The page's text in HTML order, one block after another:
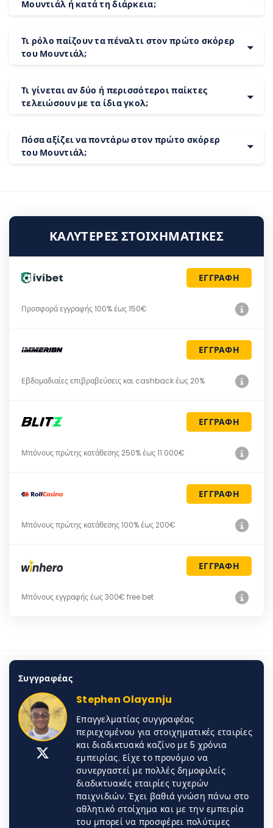
Μουντιάλ ή κατά τη διάρκεια;
Τι ρόλο παίζουν τα πέναλτι στον πρώτο σκόρερ
του Μουντιάλ;
Τι γίνεται αν δύο ή περισσότεροι παίκτες
τελειώσουν με τα ίδια γκολ;
Πόσα αξίζει να ποντάρω στον πρώτο σκόρερ
του Μουντιάλ;
ΚΑΛΎΤΕΡΕΣ ΣΤΟΙΧΗΜΑΤΙΚΈΣ
ΕΓΓΡΑΦΗ
Προσφορά εγγραφής 100% έως 150€
ΕΓΓΡΑΦΗ
Εβδομαδιαίες επιβραβεύσεις και cashback έως 20%
ΕΓΓΡΑΦΗ
Μπόνους πρώτης κατάθεσης 250% έως 11.000€
ΕΓΓΡΑΦΗ
Μπόνους πρώτης κατάθεσης 100% έως 200€
ΕΓΓΡΑΦΗ
Μπόνους εγγραφής έως 300€ free bet
Συγγραφέας
Stephen Olayanju
Επαγγελματίας συγγραφέας
περιεχομένου για στοιχηματικές εταιρίες
και διαδικτυακά καζίνο με 5 χρόνια
εμπειρίας. Είχε το προνόμιο να
συνεργαστεί με πολλές δημοφιλείς
διαδικτυακές εταιρίες τυχερών
παιχνιδιών. Έχει βαθιά γνώση πάνω στο
αθλητικό στοίχημα και με την εμπειρία
του μπορεί να προσφέρει πολύτιμες